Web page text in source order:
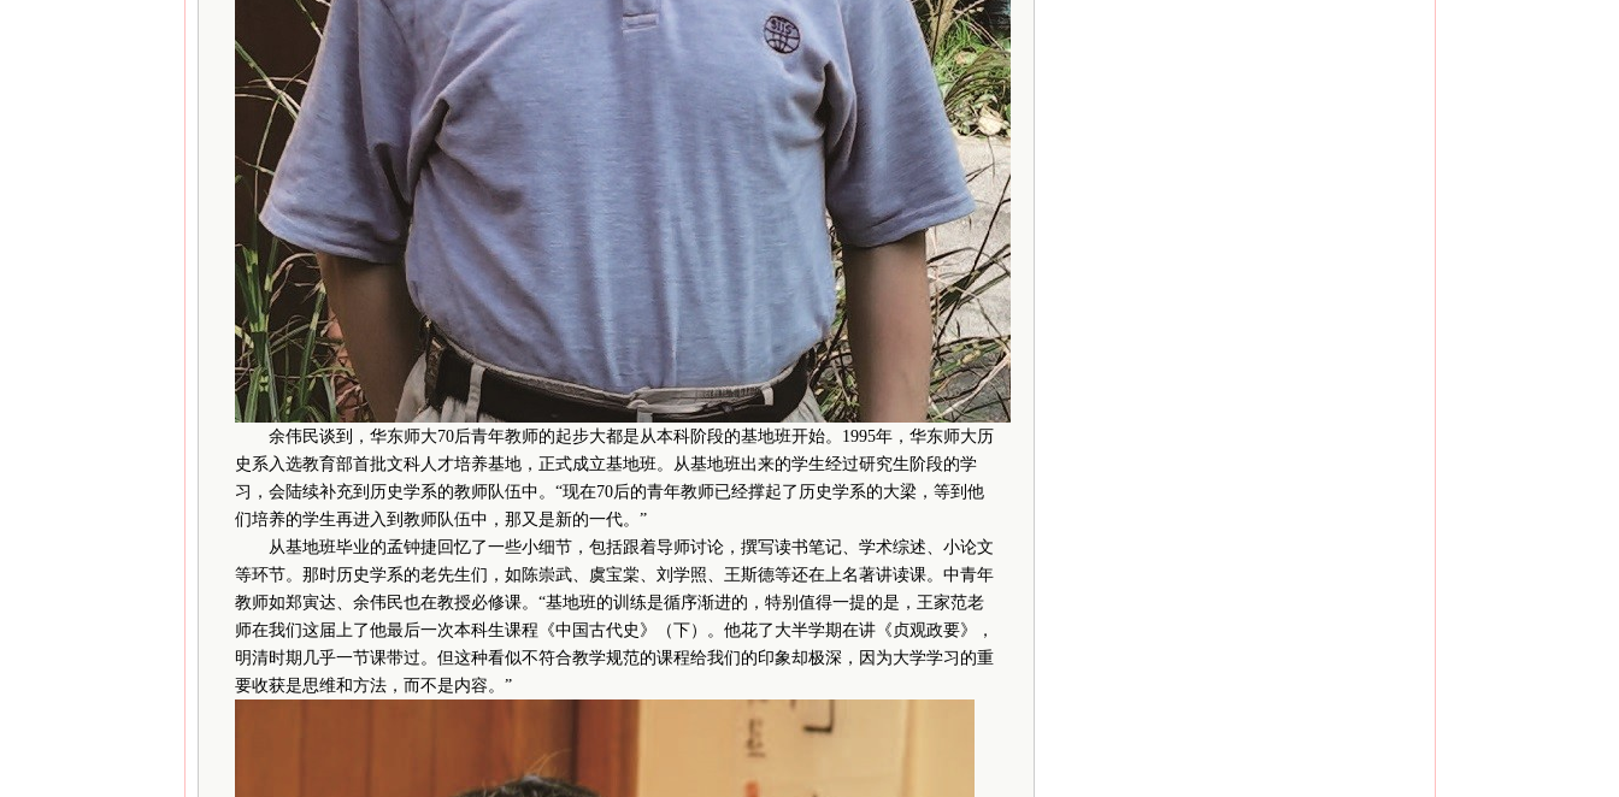
余伟民谈到，华东师大70后青年教师的起步大都是从本科阶段的基地班开始。1995年，华东师大历
史系入选教育部首批文科人才培养基地，正式成立基地班。从基地班出来的学生经过研究生阶段的学
习，会陆续补充到历史学系的教师队伍中。“现在70后的青年教师已经撑起了历史学系的大梁，等到他
们培养的学生再进入到教师队伍中，那又是新的一代。”
从基地班毕业的孟钟捷回忆了一些小细节，包括跟着导师讨论，撰写读书笔记、学术综述、小论文
等环节。那时历史学系的老先生们，如陈崇武、虞宝棠、刘学照、王斯德等还在上名著讲读课。中青年
教师如郑寅达、余伟民也在教授必修课。“基地班的训练是循序渐进的，特别值得一提的是，王家范老
师在我们这届上了他最后一次本科生课程《中国古代史》（下）。他花了大半学期在讲《贞观政要》，
明清时期几乎一节课带过。但这种看似不符合教学规范的课程给我们的印象却极深，因为大学学习的重
要收获是思维和方法，而不是内容。”